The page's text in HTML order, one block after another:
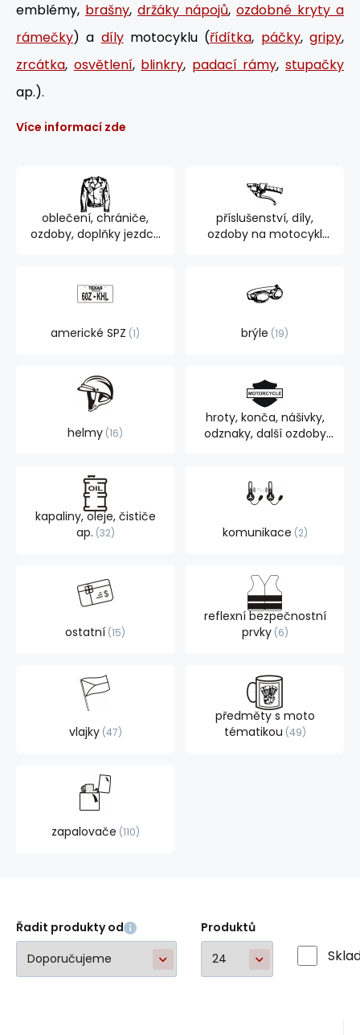
emblémy, brašny, držáky nápojů, ozdobné kryty a
rámečky) a dílymotocyklu (řídítka, páčky,gripy,
zrcátka, osvětlení, blinkry, padací rámy,stupačky
ap.).
Více informací zde
oblečení, chrániče,
ozdoby, doplňky jezdce
příslušenství, díly,
ozdoby na motocykl
americké SPZ 1 brýle 19
helmy 16
hroty, konča, nášivky,
odznaky, další ozdoby
kapaliny, oleje, čističe
ap. 32 komunikace 2
ostatní 15
reflexní bezpečnostní
prvky 6
vlajky 47
předměty s moto
tématikou 49
zapalovače 110
Řadit produkty od Produktů